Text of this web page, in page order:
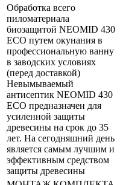
Обработка всего
пиломатериала
биозащитой NEOMID 430
ECO путем окунания в
профессиональную ванну
в заводских условиях
(перед доставкой)
Невымываемый
антисептик NEOMID 430
ECO предназначен для
усиленной защиты
древесины на срок до 35
лет. На сегодняшний день
является самым лучшим и
эффективным средством
защиты древесины